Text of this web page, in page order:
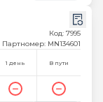
Код: 7995
Партномер: MN134601
1 день В пути